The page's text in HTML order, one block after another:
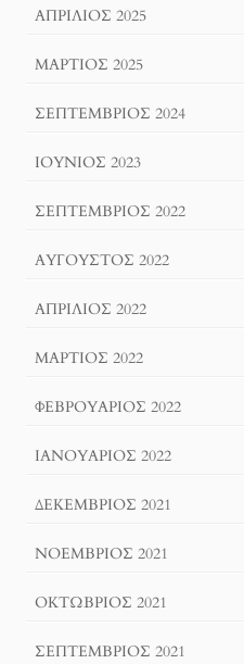
ΑΠΡΊΛΙΟΣ 2025
ΜΆΡΤΙΟΣ 2025
ΣΕΠΤΈΜΒΡΙΟΣ 2024
ΙΟΎΝΙΟΣ 2023
ΣΕΠΤΈΜΒΡΙΟΣ 2022
ΑΎΓΟΥΣΤΟΣ 2022
ΑΠΡΊΛΙΟΣ 2022
ΜΆΡΤΙΟΣ 2022
ΦΕΒΡΟΥΆΡΙΟΣ 2022
ΙΑΝΟΥΆΡΙΟΣ 2022
ΔΕΚΈΜΒΡΙΟΣ 2021
ΝΟΈΜΒΡΙΟΣ 2021
ΟΚΤΏΒΡΙΟΣ 2021
ΣΕΠΤΈΜΒΡΙΟΣ 2021